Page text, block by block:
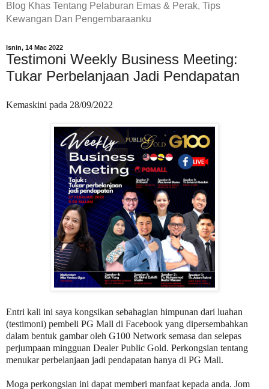
Blog Khas Tentang Pelaburan Emas & Perak, Tips
Kewangan Dan Pengembaraanku
Isnin, 14 Mac 2022
Testimoni Weekly Business Meeting:
Tukar Perbelanjaan Jadi Pendapatan
Kemaskini pada 28/09/2022
Entri kali ini saya kongsikan sebahagian himpunan dari luahan
(testimoni) pembeli PG Mall di Facebook yang dipersembahkan
dalam bentuk gambar oleh G100 Network semasa dan selepas
perjumpaan mingguan Dealer Public Gold. Perkongsian tentang
menukar perbelanjaan jadi pendapatan hanya di PG Mall.
Moga perkongsian ini dapat memberi manfaat kepada anda. Jom